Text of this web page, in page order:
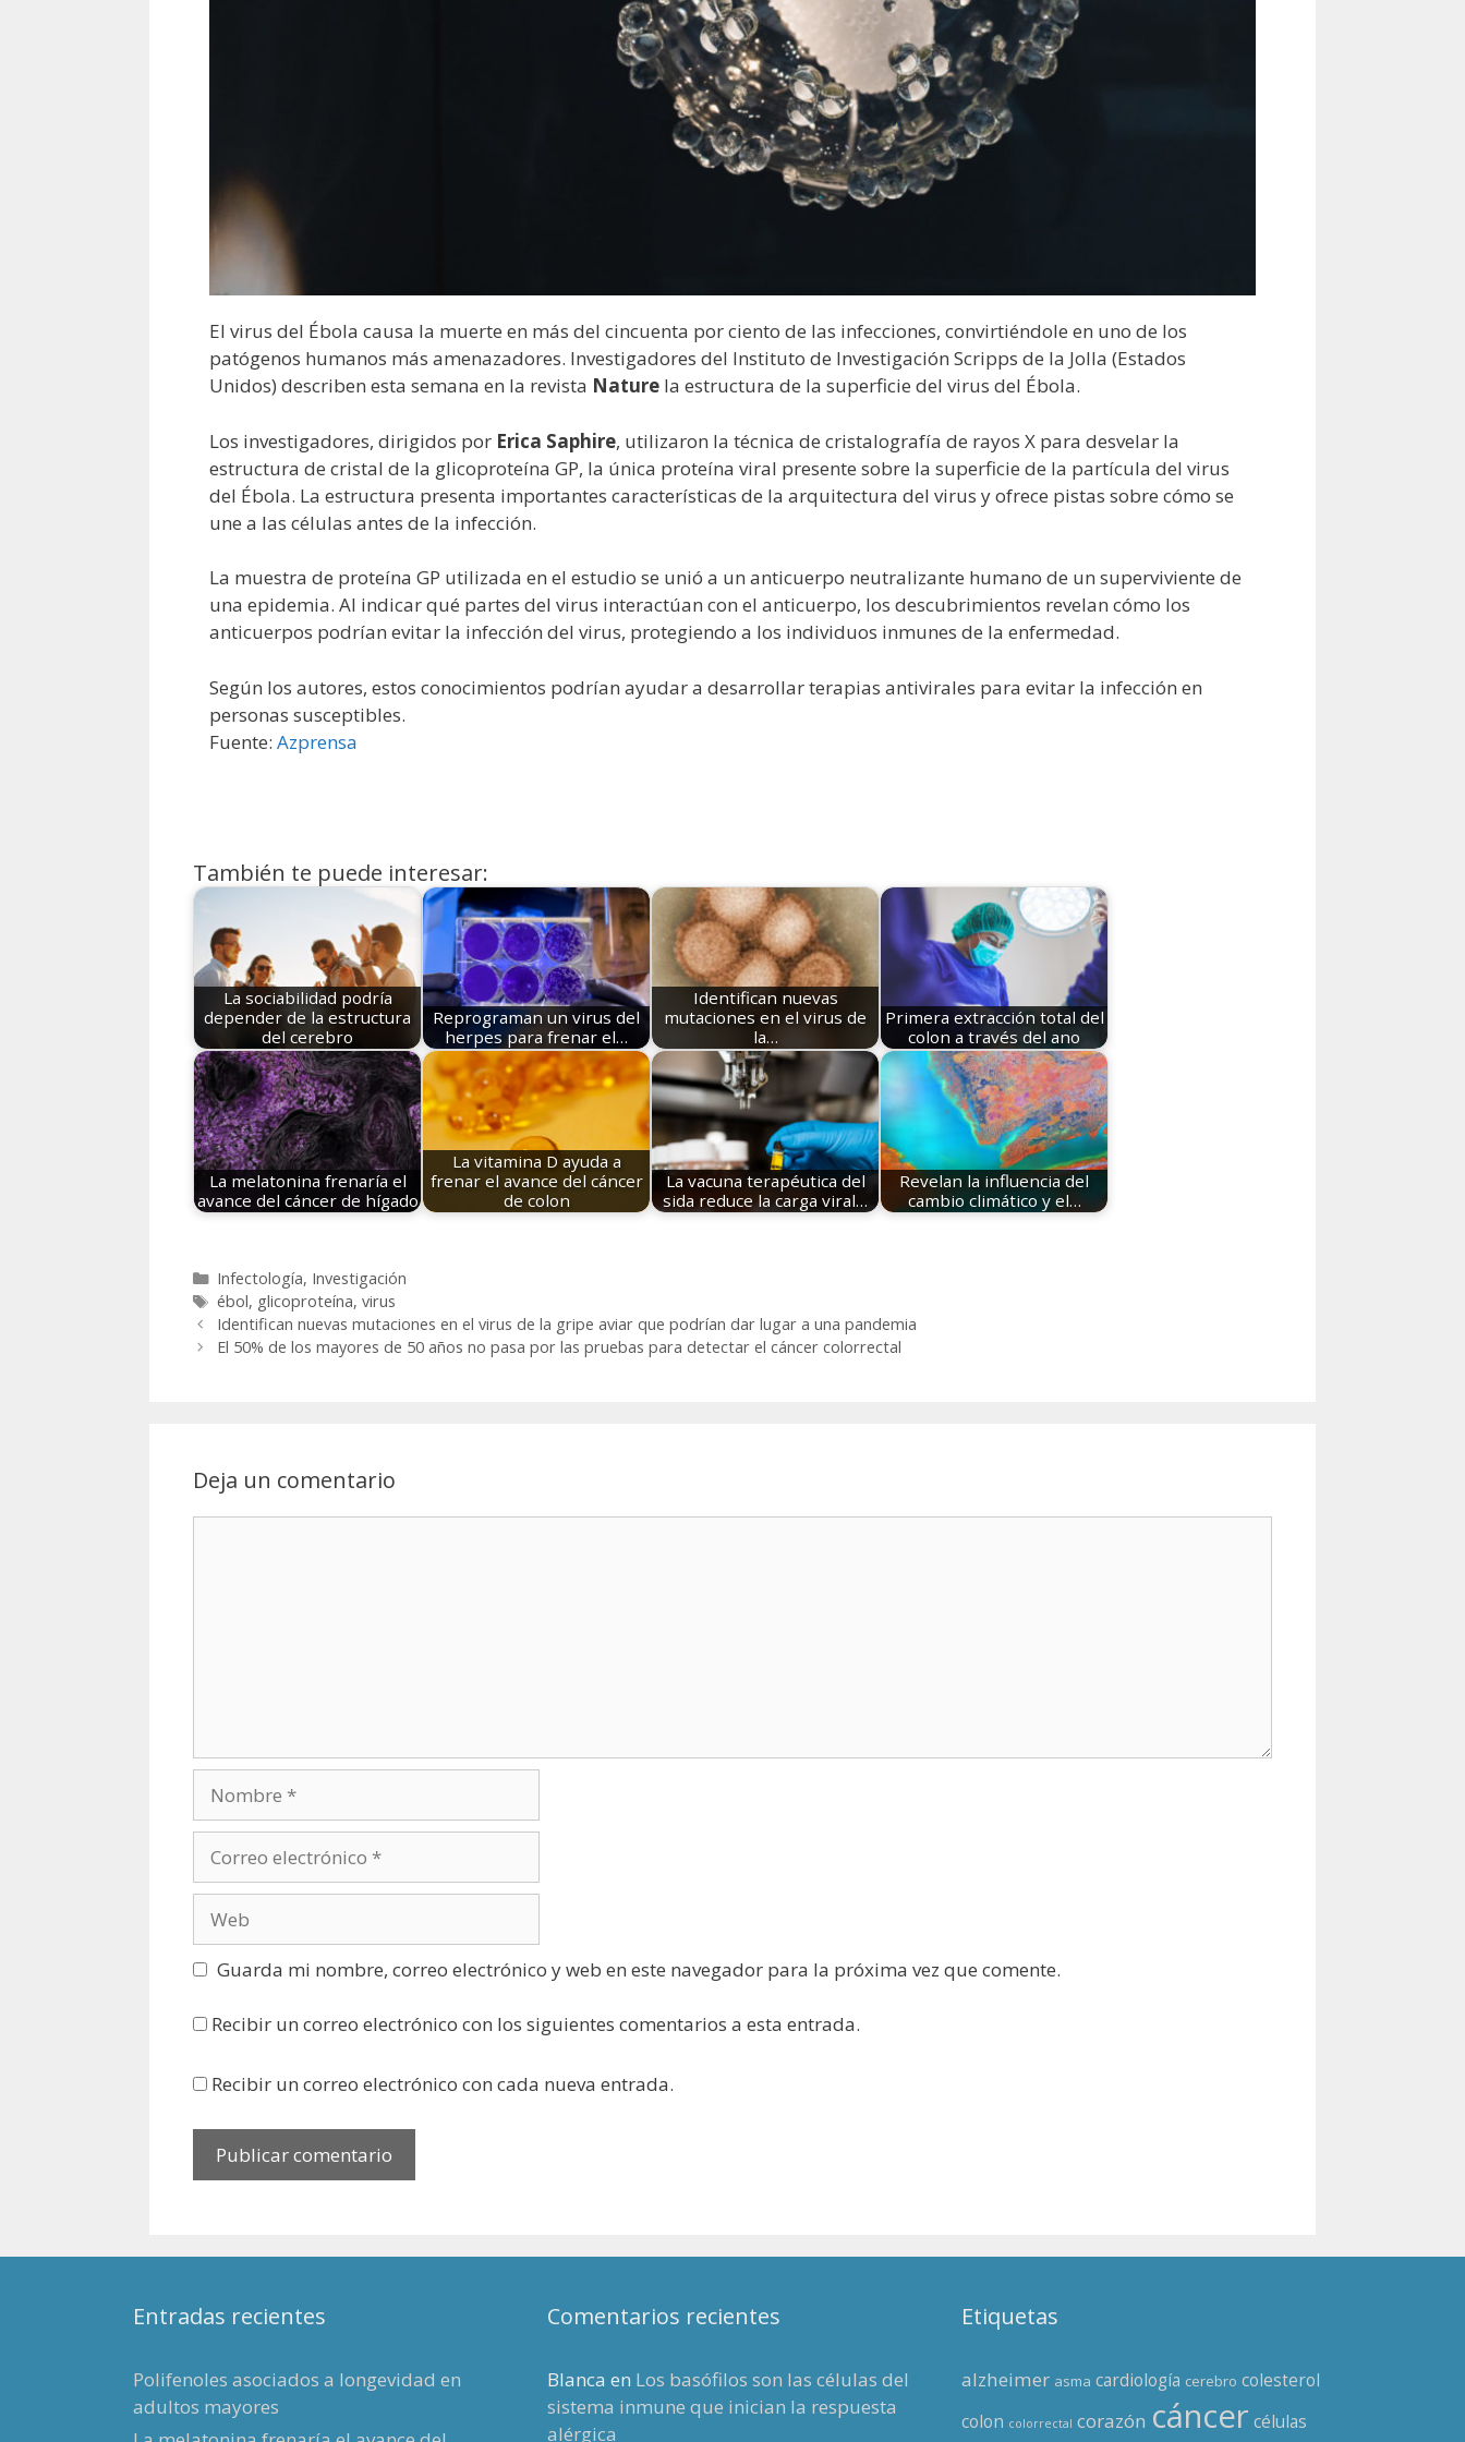
El virus del Ébola causa la muerte en más del cincuenta por ciento de las infecciones, convirtiéndole en uno de los
patógenos humanos más amenazadores. Investigadores del Instituto de Investigación Scripps de la Jolla (Estados
Unidos) describen esta semana en la revista Nature la estructura de la superficie del virus del Ébola.
Los investigadores, dirigidos por Erica Saphire, utilizaron la técnica de cristalografía de rayos X para desvelar la
estructura de cristal de la glicoproteína GP, la única proteína viral presente sobre la superficie de la partícula del virus
del Ébola. La estructura presenta importantes características de la arquitectura del virus y ofrece pistas sobre cómo se
une a las células antes de la infección.
La muestra de proteína GP utilizada en el estudio se unió a un anticuerpo neutralizante humano de un superviviente de
una epidemia. Al indicar qué partes del virus interactúan con el anticuerpo, los descubrimientos revelan cómo los
anticuerpos podrían evitar la infección del virus, protegiendo a los individuos inmunes de la enfermedad.
Según los autores, estos conocimientos podrían ayudar a desarrollar terapias antivirales para evitar la infección en
personas susceptibles.
Fuente: Azprensa
También te puede interesar:
La sociabilidad podría
depender de la estructura
del cerebro
Reprograman un virus del
herpes para frenar el…
Identifican nuevas
mutaciones en el virus de
la…
Primera extracción total del
colon a través del ano
La melatonina frenaría el
avance del cáncer de hígado
La vitamina D ayuda a
frenar el avance del cáncer
de colon
La vacuna terapéutica del
sida reduce la carga viral…
Revelan la influencia del
cambio climático y el…
Categorías
Infectología, Investigación
Etiquetas
ébol, glicoproteína, virus
Identifican nuevas mutaciones en el virus de la gripe aviar que podrían dar lugar a una pandemia
El 50% de los mayores de 50 años no pasa por las pruebas para detectar el cáncer colorrectal
Deja un comentario
electrónico
Guarda mi nombre, correo electrónico y web en este navegador para la próxima vez que comente.
Recibir un correo electrónico con los siguientes comentarios a esta entrada.
Recibir un correo electrónico con cada nueva entrada.
Entradas recientes
Polifenoles asociados a longevidad en
adultos mayores
Comentarios recientes
Blanca en Los basófilos son las células del
sistema inmune que inician la respuesta
alérgica
Etiquetas
alzheimer asma cardiología cerebro colesterol
colon colorrectal corazón cáncer células